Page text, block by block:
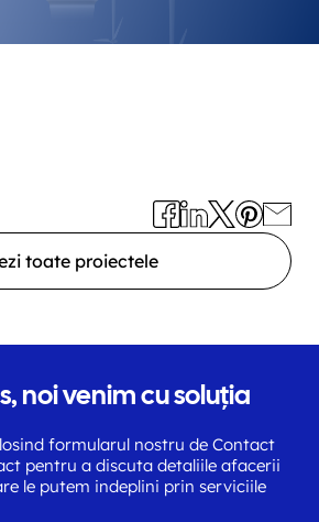
toate proiectele
noi venim cu soluția
formularul nostru de Contact
pentru a discuta detaliile afacerii
le putem indeplini prin serviciile